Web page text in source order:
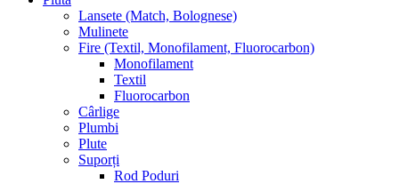
Lansete (Match, Bolognese)
Mulinete
Fire (Textil, Monofilament, Fluorocarbon)
Monofilament
Textil
Fluorocarbon
Cârlige
Plumbi
Plute
Suporți
Rod Poduri